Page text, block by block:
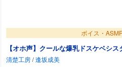
ボイス・
【オホ声】クールな爆乳ドスケベシ
清楚工房/逢坂成美